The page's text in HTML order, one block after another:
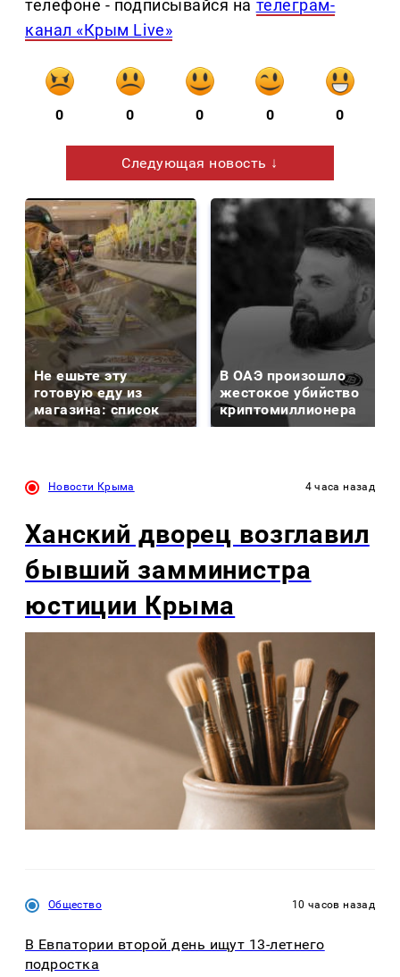
телефоне - подписывайся на телеграм-
канал «Крым Live»
0 0 0 0 0
Следующая новость ↓
Не ешьте эту
готовую еду из
магазина: список
В ОАЭ произошло
жестокое убийство
криптомиллионера
Новости Крыма 4 часа назад
Ханский дворец возглавил
бывший замминистра
юстиции Крыма
Общество 10 часов назад
В Евпатории второй день ищут 13-летнего
подростка